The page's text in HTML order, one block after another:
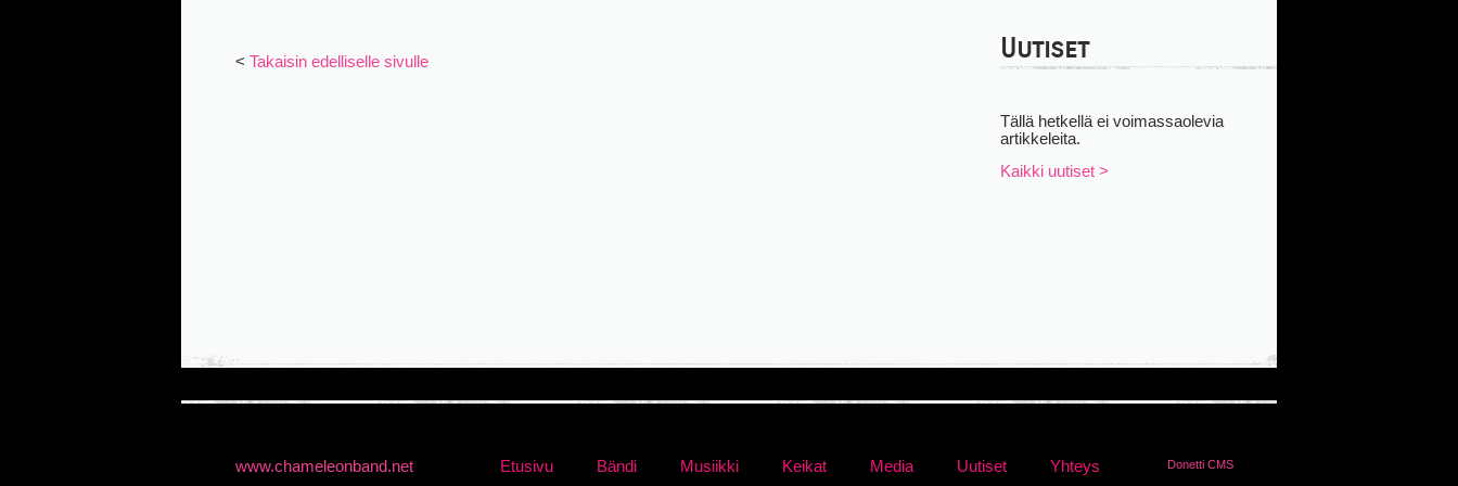
< Takaisin edelliselle sivulle Uutiset
Tällä hetkellä ei voimassaolevia
artikkeleita.
Kaikki uutiset >
www.chameleonband.net Etusivu Bändi Musiikki Keikat Media Uutiset Yhteys Donetti CMS